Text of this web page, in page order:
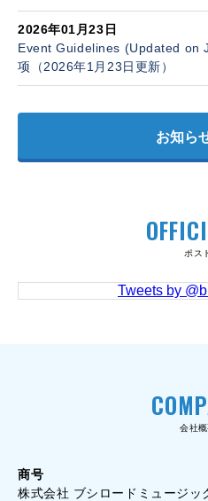
2026年01月23日
Event Guidelines (Updated on
项（2026年1月23日更新）
お知ら
ポス
Tweets by
会社
商号
株式会社 ブシロードミュージッ